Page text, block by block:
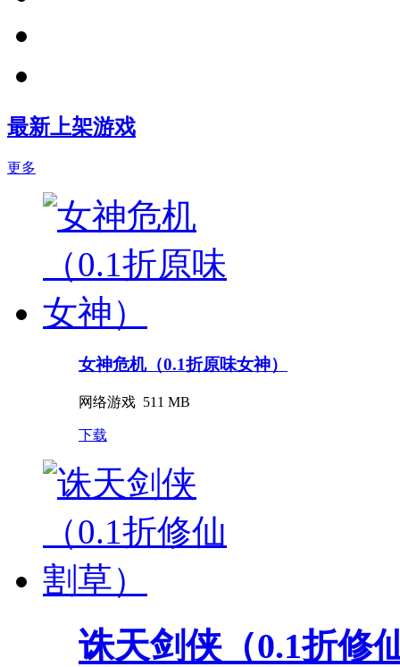
最新上架游戏
更多
女神危机（0.1折原味女神）
网络游戏 511 MB
下载
诛天剑侠（0.1折修